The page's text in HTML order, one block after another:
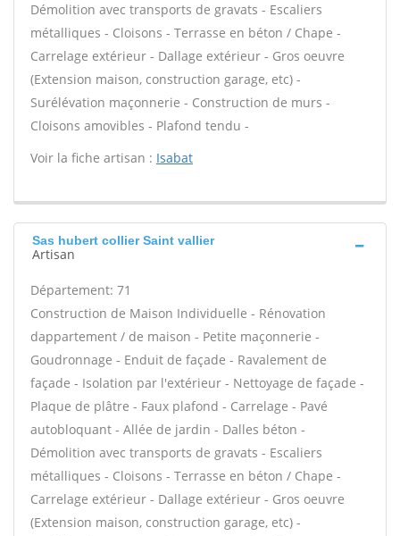
Démolition avec transports de gravats - Escaliers
métalliques - Cloisons - Terrasse en béton / Chape -
Carrelage extérieur - Dallage extérieur - Gros oeuvre
(Extension maison, construction garage, etc) -
Surélévation maçonnerie - Construction de murs -
Cloisons amovibles - Plafond tendu -
Voir la fiche artisan : Isabat
Sas hubert collier Saint vallier
Artisan
Département: 71
Construction de Maison Individuelle - Rénovation
dappartement / de maison - Petite maçonnerie -
Goudronnage - Enduit de façade - Ravalement de
façade - Isolation par l'extérieur - Nettoyage de façade -
Plaque de plâtre - Faux plafond - Carrelage - Pavé
autobloquant - Allée de jardin - Dalles béton -
Démolition avec transports de gravats - Escaliers
métalliques - Cloisons - Terrasse en béton / Chape -
Carrelage extérieur - Dallage extérieur - Gros oeuvre
(Extension maison, construction garage, etc) -